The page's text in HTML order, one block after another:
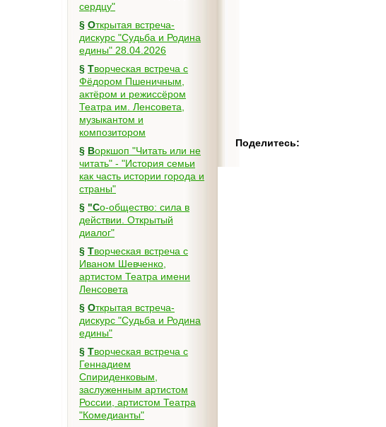
сердцу"
§ Открытая встреча-
дискурс "Судьба и Родина
едины" 28.04.2026
§ Творческая встреча с
Фёдором Пшеничным,
актёром и режиссёром
Театра им. Ленсовета,
музыкантом и
композитором
§ Воркшоп "Читать или не
читать" - "История семьи
как часть истории города и
страны"
§ "Со-общество: сила в
действии. Открытый
диалог"
§ Творческая встреча с
Иваном Шевченко,
артистом Театра имени
Ленсовета
§ Открытая встреча-
дискурс "Судьба и Родина
едины"
§ Творческая встреча с
Геннадием
Спириденковым,
заслуженным артистом
России, артистом Театра
"Комедианты"
Поделитесь: